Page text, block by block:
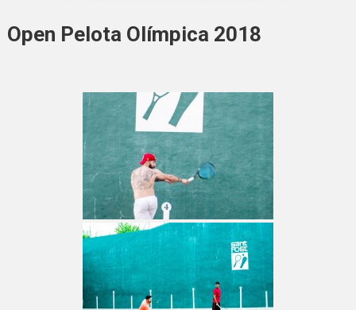
Open Pelota Olímpica 2018